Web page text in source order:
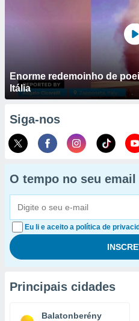
Enorme redemoinho de
Itália
Siga-nos
O tempo no seu email
Eu li e aceito a política de
Principais cidades
Balatonberény